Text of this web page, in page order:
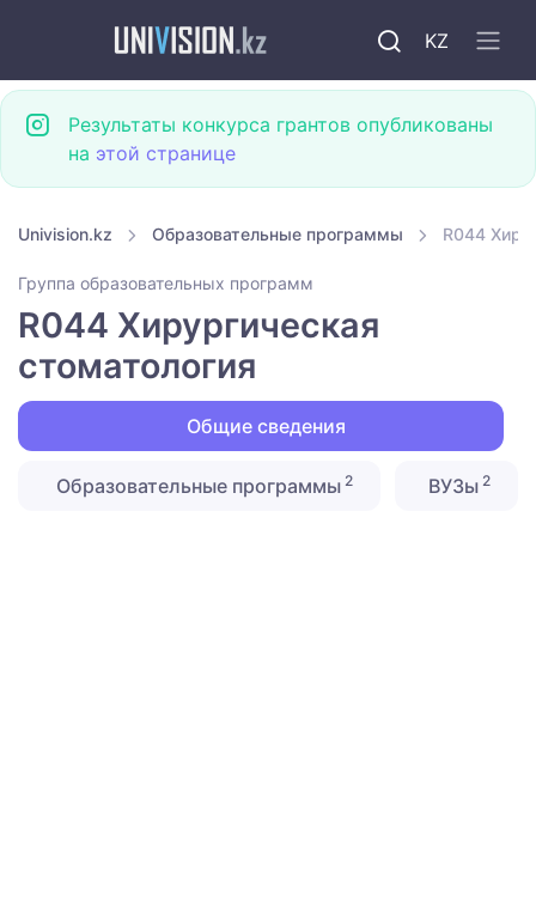
KZ
Результаты конкурса грантов опубликованы
на этой странице
Univision.kz Образовательные программы R044
Группа образовательных программ
R044 Хирургическая
стоматология
Общие сведения
Образовательные программы2 ВУЗы2